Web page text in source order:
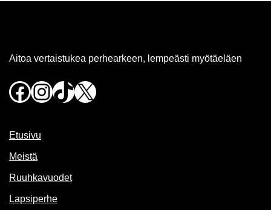
Aitoa vertaistukea perhearkeen, lempeästi myötäeläen
Facebook
Instagram
TikTok
X
Etusivu
Meistä
Ruuhkavuodet
Lapsiperhe